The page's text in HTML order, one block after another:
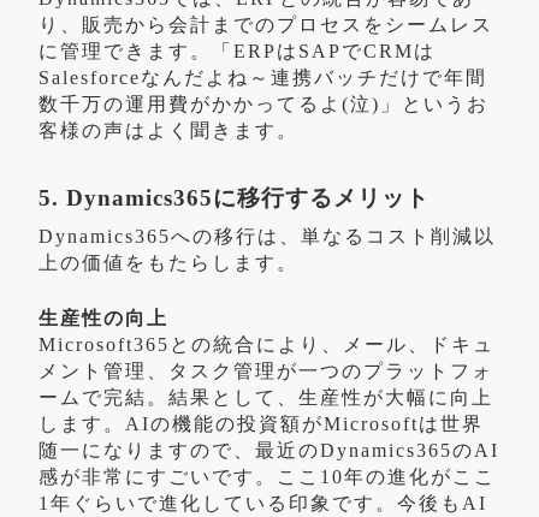
り、販売から会計までのプロセスをシームレス
に管理できます。「ERPはSAPでCRMは
Salesforceなんだよね～連携バッチだけで年間
数千万の運用費がかかってるよ(泣)」というお
客様の声はよく聞きます。
5. Dynamics365に移行するメリット
Dynamics365への移行は、単なるコスト削減以
上の価値をもたらします。
生産性の向上
Microsoft365との統合により、メール、ドキュ
メント管理、タスク管理が一つのプラットフォ
ームで完結。結果として、生産性が大幅に向上
します。AIの機能の投資額がMicrosoftは世界
随一になりますので、最近のDynamics365のAI
感が非常にすごいです。ここ10年の進化がここ
1年ぐらいで進化している印象です。今後もAI